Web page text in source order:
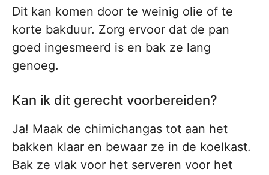
Dit kan komen door te weinig olie of te
korte bakduur. Zorg ervoor dat de pan
goed ingesmeerd is en bak ze lang
genoeg.
Kan ik dit gerecht voorbereiden?
Ja! Maak de chimichangas tot aan het
bakken klaar en bewaar ze in de koelkast.
Bak ze vlak voor het serveren voor het